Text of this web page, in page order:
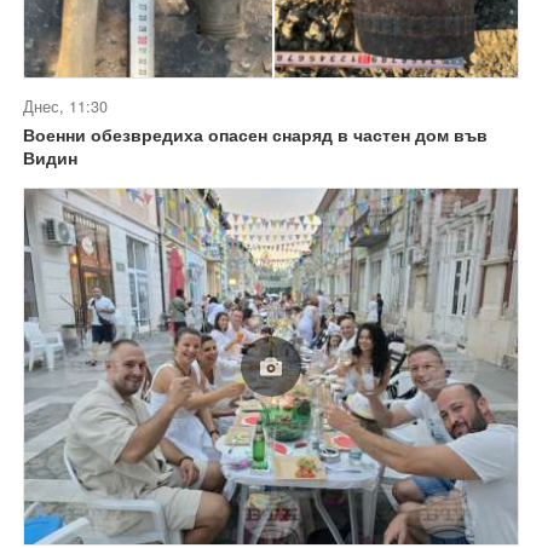
Днес, 11:30
Военни обезвредиха опасен снаряд в частен дом във
Видин